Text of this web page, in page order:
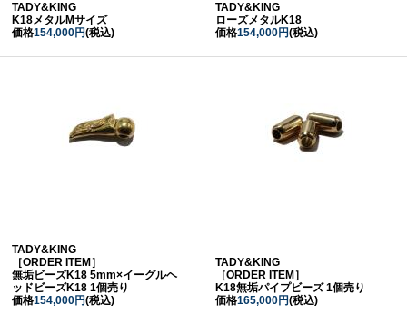
TADY&KING
K18メタルMサイズ
価格154,000円(税込)
TADY&KING
ローズメタルK18
価格154,000円(税込)
TADY&KING
［ORDER ITEM］
無垢ビーズK18 5mm×イーグルヘ
ッドビーズK18 1個売り
価格154,000円(税込)
TADY&KING
［ORDER ITEM］
K18無垢パイプビーズ 1個売り
価格165,000円(税込)